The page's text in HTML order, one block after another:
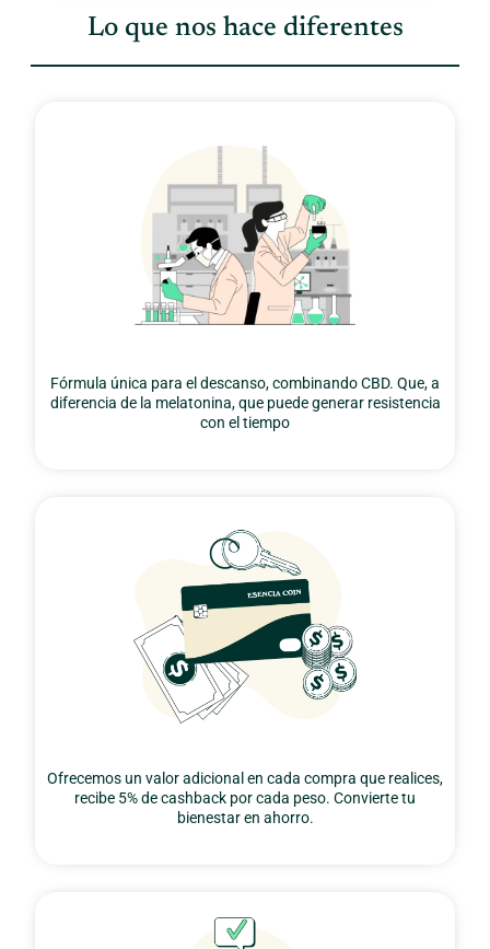
del envío de la devolución y volverá a enviar la
mercancía.
Si la empresa al recibir el paquete considera que
aceptada su devolución. Si el cliente desea que
se le vuelva a enviar la mercancía, tendrá que
cubrir los gastos de envío generados.
Lo que nos hace diferentes
Fórmula única para el descanso, combinando CBD. Que, a
diferencia de la melatonina, que puede generar resistencia
con el tiempo
Ofrecemos un valor adicional en cada compra que realices,
recibe 5% de cashback por cada peso. Convierte tu
bienestar en ahorro.